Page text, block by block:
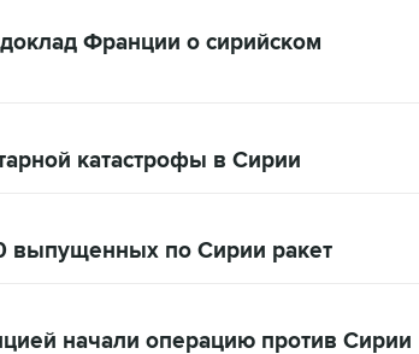
Франции о сирийском
катастрофы в Сирии
выпущенных по Сирии ракет
начали операцию против Сирии